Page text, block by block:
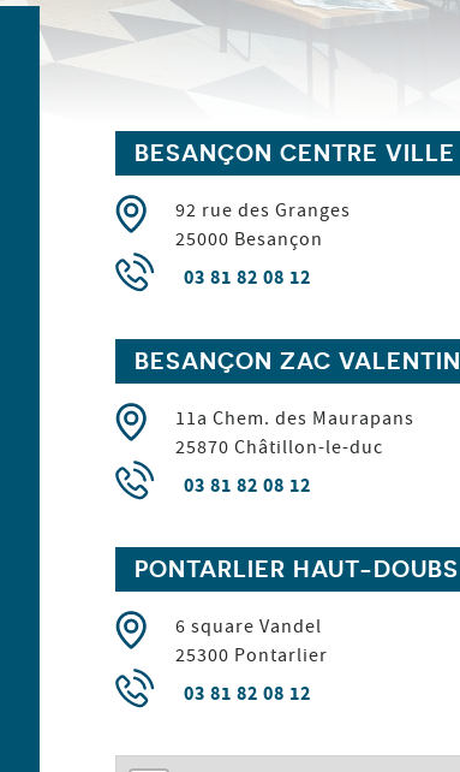
BESANÇON CENTRE VILLE
92 rue des Granges
25000 Besançon
03 81 82 08 12
BESANÇON ZAC VALENTIN
11a Chem. des Maurapans
25870 Châtillon-le-duc
03 81 82 08 12
PONTARLIER HAUT-DOUBS
6 square Vandel
25300 Pontarlier
03 81 82 08 12